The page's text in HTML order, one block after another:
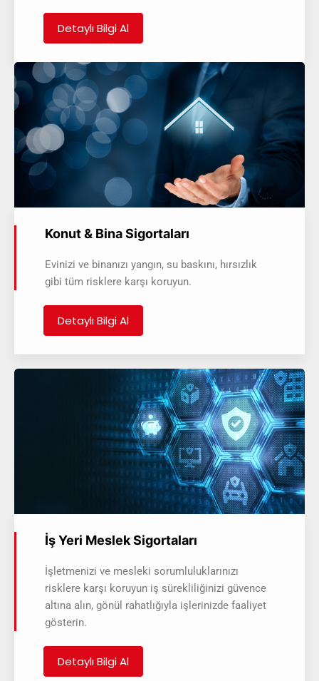
Detaylı Bilgi Al
Konut & Bina Sigortaları
Evinizi ve binanızı yangın, su baskını, hırsızlık
gibi tüm risklere karşı koruyun.
Detaylı Bilgi Al
İş Yeri Meslek Sigortaları
İşletmenizi ve mesleki sorumluluklarınızı
risklere karşı koruyun iş sürekliliğinizi güvence
altına alın, gönül rahatlığıyla işlerinizde faaliyet
gösterin.
Detaylı Bilgi Al